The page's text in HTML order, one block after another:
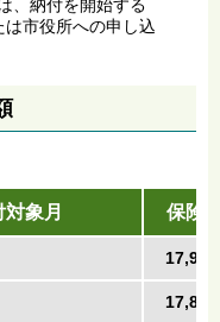
、納付を開始する
市役所への申し込
対象月 保険